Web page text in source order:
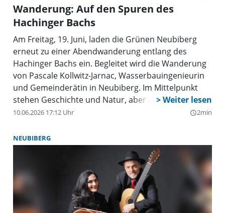
Wanderung: Auf den Spuren des
Hachinger Bachs
Am Freitag, 19. Juni, laden die Grünen Neubiberg
erneut zu einer Abendwanderung entlang des
Hachinger Bachs ein. Begleitet wird die Wanderung
von Pascale Kollwitz-Jarnac, Wasserbauingenieurin
und Gemeinderätin in Neubiberg. Im Mittelpunkt
stehen Geschichte und Natur, aber auch die Frage,
wie Erlebbarmachung, Hochwasserschutz und
zusammenwirken können.
10.06.2026 17:12 Uhr query_builder2min
NEUBIBERG